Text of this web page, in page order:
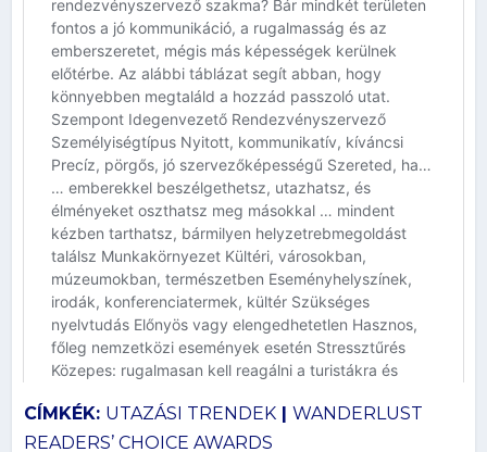
CÍMKÉK: UTAZÁSI TRENDEK| WANDERLUST
READERS’ CHOICE AWARDS